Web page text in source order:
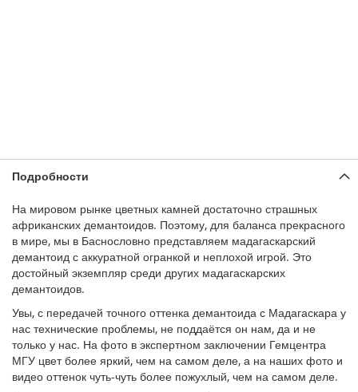
Подробности
На мировом рынке цветных камней достаточно страшных
африканских демантоидов. Поэтому, для баланса прекрасного
в мире, мы в Баснословно представляем мадагаскарский
демантоид с аккуратной огранкой и неплохой игрой. Это
достойный экземпляр среди других мадагаскарских
демантоидов.
Увы, с передачей точного оттенка демантоида с Мадагаскара у
нас технические проблемы, не поддаётся он нам, да и не
только у нас. На фото в экспертном заключении Гемцентра
МГУ цвет более яркий, чем на самом деле, а на наших фото и
видео оттенок чуть-чуть более пожухлый, чем на самом деле.